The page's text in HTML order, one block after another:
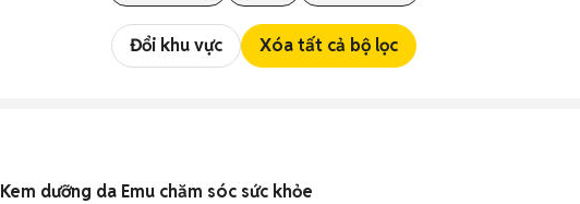
Đổi khu vực Xóa tất cả bộ lọc
Kem dưỡng da Emu chăm sóc sức khỏe